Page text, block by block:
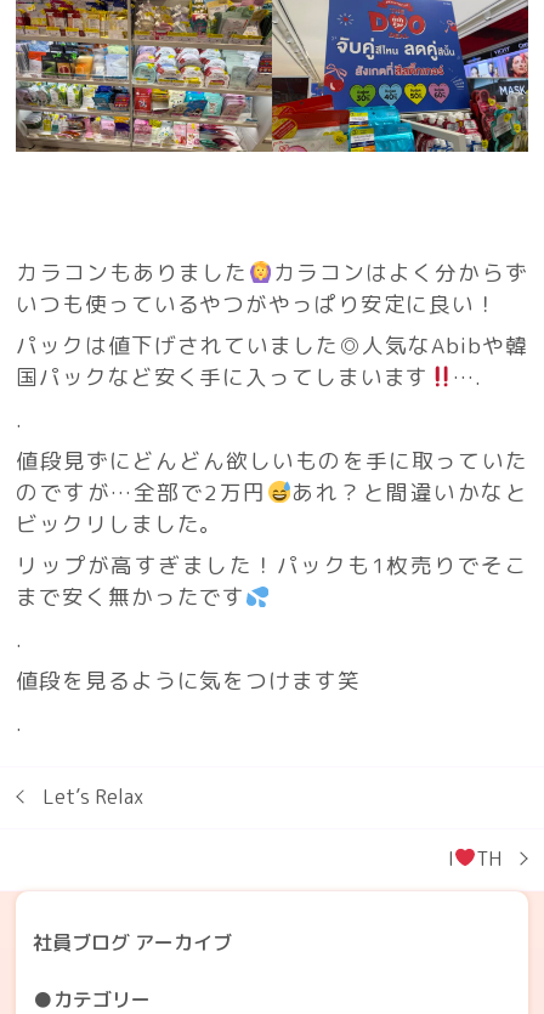
カラコンもありました
カラコンはよく分からず
いつも使っているやつがやっぱり安定に良い！
パックは値下げされていました◎人気なAbibや韓
国パックなど安く手に入ってしまいます
….
.
値段見ずにどんどん欲しいものを手に取っていた
のですが…全部で2万円
あれ？と間違いかなと
ビックリしました。
リップが高すぎました！パックも1枚売りでそこ
まで安く無かったです
.
値段を見るように気をつけます笑
.
Let’s Relax
I TH
社員ブログ アーカイブ
●カテゴリー